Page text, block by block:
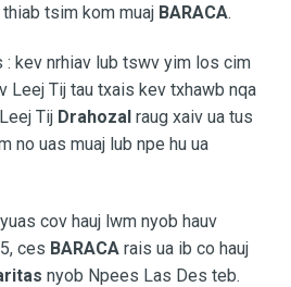
tsim kom muaj BARACA.
: kev nrhiav lub tswv yim los cim
Leej Tij tau txais kev txhawb nqa
Tij Drahozal raug xaiv ua tus
no uas muaj lub npe hu ua
cov hauj lwm nyob hauv
ces BARACArais ua ib co hauj
nyob Npees Las Des teb.